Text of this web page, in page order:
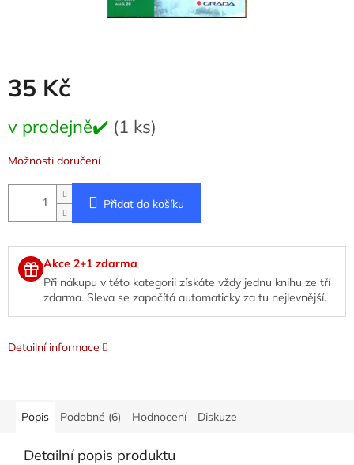
35 Kč
cena:
v prodejně✔️ (1 ks)
Možnosti doručení
Přidat do košíku
Akce 2+1 zdarma
Při nákupu v této kategorii získáte vždy jednu knihu ze tří
zdarma. Sleva se započítá automaticky za tu nejlevnější.
Detailní informace
Popis Podobné (6) Hodnocení Diskuze
Detailní popis produktu